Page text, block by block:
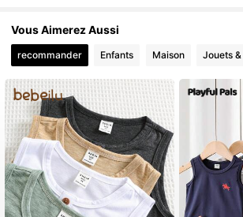
Vous Aimerez Aussi
recommander Enfants Maison Jouets